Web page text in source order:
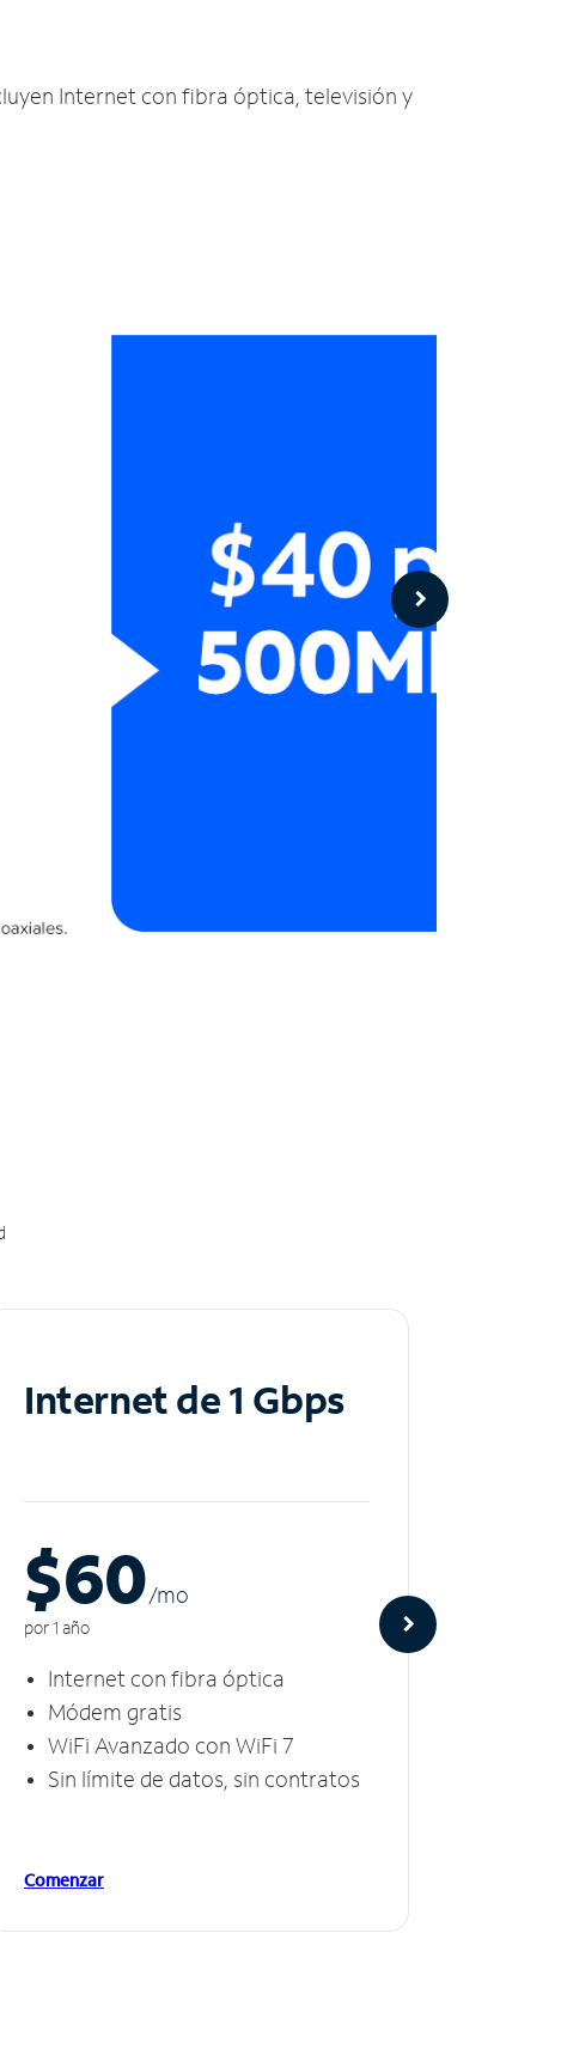
Internet con fibra óptica, televisión y
Internet de 1 Gbps
$60/mo
por 1 año
Internet con fibra óptica
Módem gratis
WiFi Avanzado con WiFi 7
Sin límite de datos, sin contratos
Comenzar